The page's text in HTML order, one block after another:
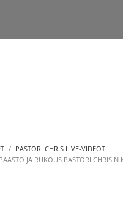
PASTORI CHRIS LIVE-VIDEOT
JA RUKOUS PASTORI CHRISIN